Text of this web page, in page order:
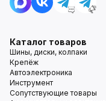
Каталог товаров
Шины, диски, колпаки
Крепёж
Автоэлектроника
Инструмент
Сопутствующие товары